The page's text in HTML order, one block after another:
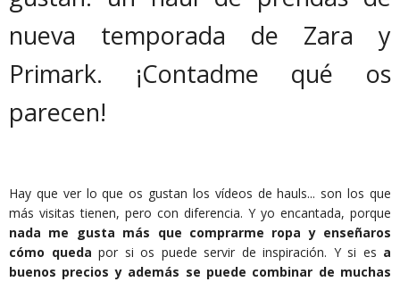
nueva temporada de Zara y
Primark. ¡Contadme qué os
parecen!
Hay que ver lo que os gustan los vídeos de hauls... son los que
más visitas tienen, pero con diferencia. Y yo encantada, porque
nada me gusta más que comprarme ropa y enseñaros
cómo queda por si os puede servir de inspiración. Y si es a
buenos precios y además se puede combinar de muchas